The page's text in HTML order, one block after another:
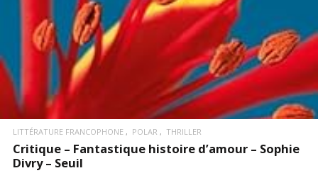
LITTÉRATURE FRANCOPHONE POLAR THRILLER
Critique – Fantastique histoire d’amour – Sophie
Divry – Seuil